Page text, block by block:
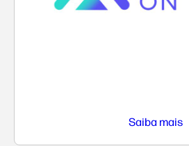
Saiba mais